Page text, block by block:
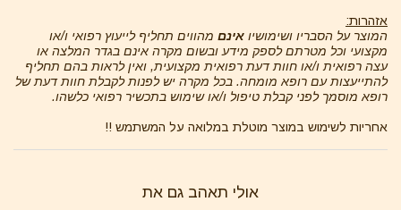
אזהרות:
המוצר על הסבריו ושימושיו אינם מהווים תחליף לייעוץ רפואי ו/או
מקצועי וכל מטרתם לספק מידע ובשום מקרה אינם בגדר המלצה או
עצה רפואית ו/או חוות דעת רפואית מקצועית, ואין לראות בהם תחליף
להתייעצות עם רופא מומחה. בכל מקרה יש לפנות לקבלת חוות דעת של
רופא מוסמך לפני קבלת טיפול ו/או שימוש בתכשיר רפואי כלשהו.
אחריות לשימוש במוצר מוטלת במלואה על המשתמש !!
אולי תאהב גם את